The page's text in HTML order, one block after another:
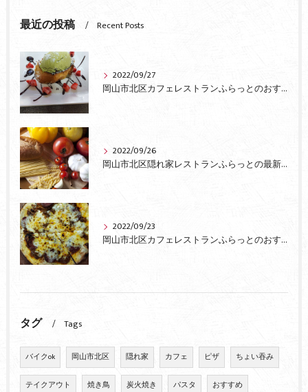
最近の投稿 Recent Posts
2022/09/27
岡山市北区カフェレストランふらっとのおすすめ
2022/09/26
岡山市北区隠れ家レストランふらっとの最新情報
2022/09/23
岡山市北区カフェレストランふらっとのおすすめピザ
タグ Tags
バイクok 岡山市北区 隠れ家 カフェ ピザ ちょい吞み
テイクアウト 焼き鳥 炭火焼き パスタ おすすめ